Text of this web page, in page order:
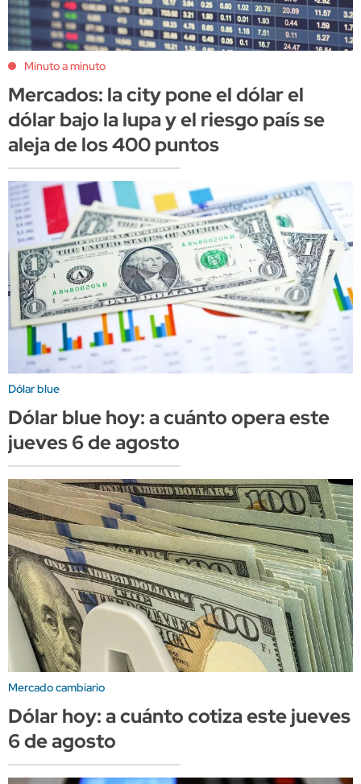
Minuto a minuto
Mercados: la city pone el dólar el
dólar bajo la lupa y el riesgo país se
aleja de los 400 puntos
Dólar blue
Dólar blue hoy: a cuánto opera este
jueves 6 de agosto
Mercado cambiario
Dólar hoy: a cuánto cotiza este jueves
6 de agosto